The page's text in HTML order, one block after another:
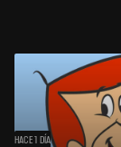
HACE 1 DÍA